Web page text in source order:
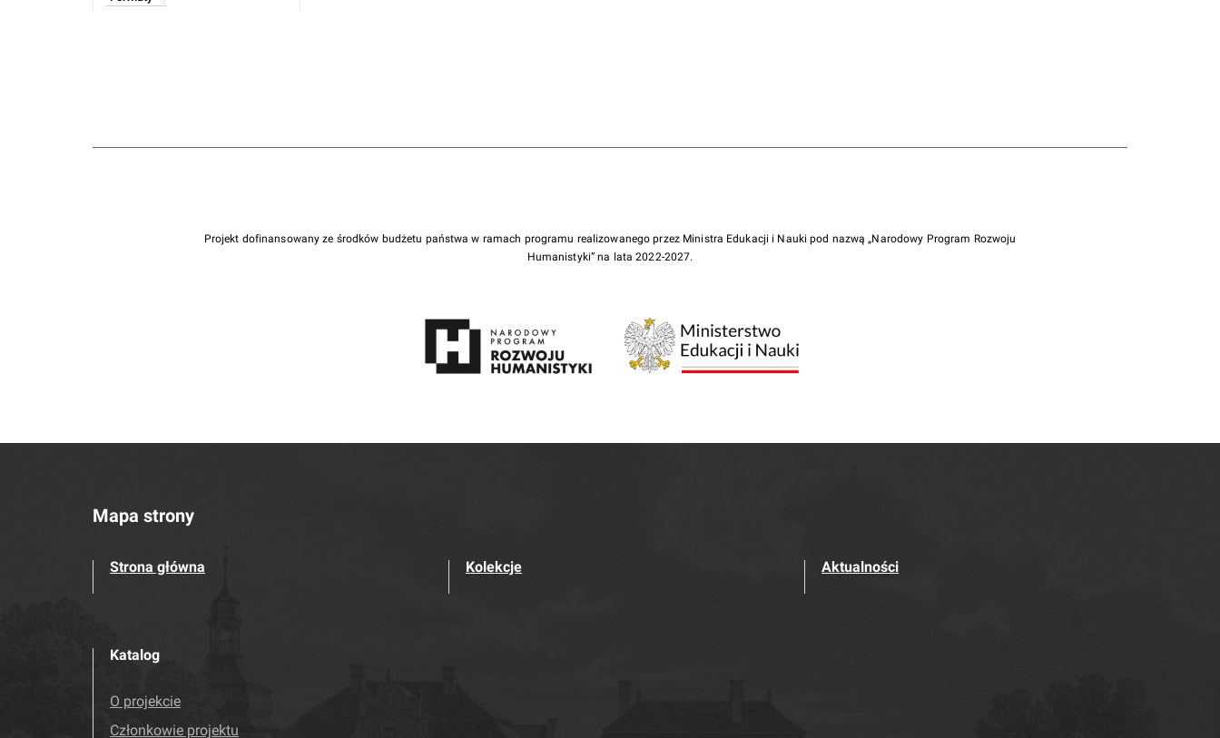
Projekt dofinansowany ze środków budżetu państwa w ramach programu realizowanego przez Ministra Edukacji i Nauki pod nazwą „Narodowy Program Rozwoju
Humanistyki” na lata 2022-2027.
Mapa strony
Strona główna Kolekcje Aktualności
Katalog
O projekcie
Członkowie projektu